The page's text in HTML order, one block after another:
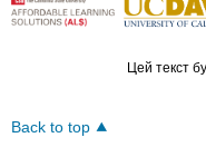
Цей текст
Back to top